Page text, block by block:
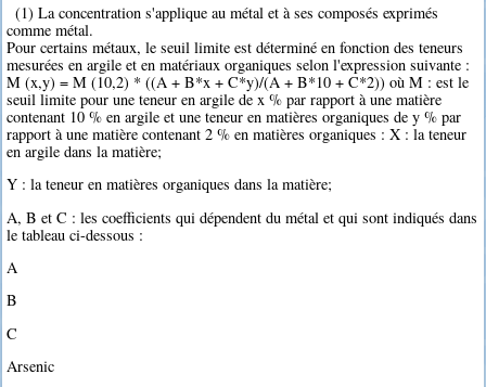
(1) La concentration s'applique au métal et à ses composés exprimés
comme métal.
Pour certains métaux, le seuil limite est déterminé en fonction des teneurs
mesurées en argile et en matériaux organiques selon l'expression suivante :
M (x,y) = M (10,2) * ((A + B*x + C*y)/(A + B*10 + C*2)) où M : est le
seuil limite pour une teneur en argile de x % par rapport à une matière
contenant 10 % en argile et une teneur en matières organiques de y % par
rapport à une matière contenant 2 % en matières organiques : X : la teneur
en argile dans la matière;
Y : la teneur en matières organiques dans la matière;
A, B et C : les coefficients qui dépendent du métal et qui sont indiqués dans
le tableau ci-dessous :
A
B
C
Arsenic